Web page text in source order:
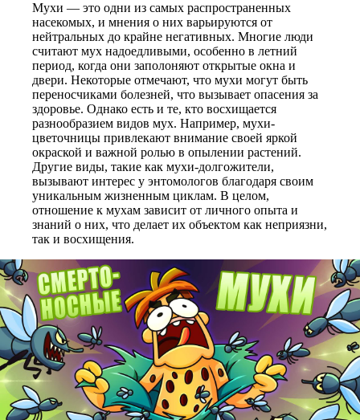
Мухи — это одни из самых распространенных
насекомых, и мнения о них варьируются от
нейтральных до крайне негативных. Многие люди
считают мух надоедливыми, особенно в летний
период, когда они заполоняют открытые окна и
двери. Некоторые отмечают, что мухи могут быть
переносчиками болезней, что вызывает опасения за
здоровье. Однако есть и те, кто восхищается
разнообразием видов мух. Например, мухи-
цветочницы привлекают внимание своей яркой
окраской и важной ролью в опылении растений.
Другие виды, такие как мухи-долгожители,
вызывают интерес у энтомологов благодаря своим
уникальным жизненным циклам. В целом,
отношение к мухам зависит от личного опыта и
знаний о них, что делает их объектом как неприязни,
так и восхищения.